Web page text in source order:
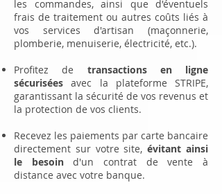
les commandes, ainsi que d'éventuels
frais de traitement ou autres coûts liés à
vos services d'artisan (maçonnerie,
plomberie, menuiserie, électricité, etc.).
Profitez de transactions en ligne
sécurisées avec la plateforme STRIPE,
garantissant la sécurité de vos revenus et
la protection de vos clients.
Recevez les paiements par carte bancaire
directement sur votre site,évitant ainsi
le besoind'un contrat de vente à
distance avec votre banque.